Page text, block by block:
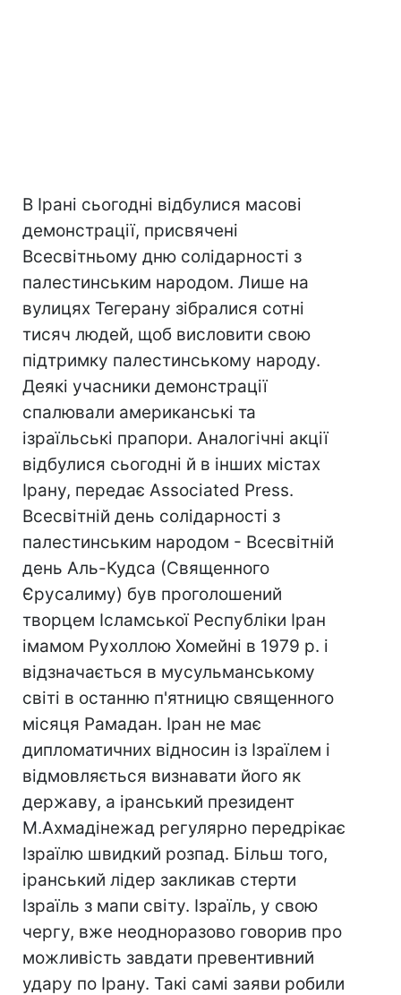
В Ірані сьогодні відбулися масові
демонстрації, присвячені
Всесвітньому дню солідарності з
палестинським народом. Лише на
вулицях Тегерану зібралися сотні
тисяч людей, щоб висловити свою
підтримку палестинському народу.
Деякі учасники демонстрації
спалювали американські та
ізраїльські прапори. Аналогічні акції
відбулися сьогодні й в інших містах
Ірану, передає Associated Press.
Всесвітній день солідарності з
палестинським народом - Всесвітній
день Аль-Кудса (Священного
Єрусалиму) був проголошений
творцем Ісламської Республіки Іран
імамом Рухоллою Хомейні в 1979 р. і
відзначається в мусульманському
світі в останню п'ятницю священного
місяця Рамадан. Іран не має
дипломатичних відносин із Ізраїлем і
відмовляється визнавати його як
державу, а іранський президент
М.Ахмадінежад регулярно передрікає
Ізраїлю швидкий розпад. Більш того,
іранський лідер закликав стерти
Ізраїль з мапи світу. Ізраїль, у свою
чергу, вже неодноразово говорив про
можливість завдати превентивний
удару по Ірану. Такі самі заяви робили